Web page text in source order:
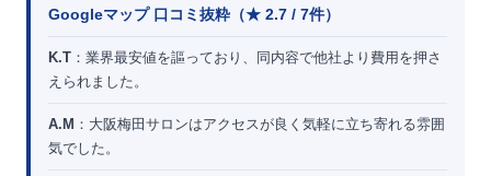
Googleマップ 口コミ抜粋（★ 2.7 / 7件）
K.T：業界最安値を謳っており、同内容で他社より費用を押さ
えられました。
A.M ：大阪梅田サロンはアクセスが良く気軽に立ち寄れる雰囲
気でした。